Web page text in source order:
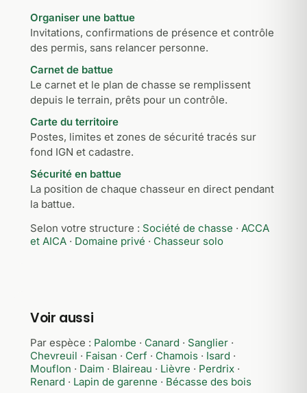
Organiser une battue
Invitations, confirmations de présence et contrôle
des permis, sans relancer personne.
Carnet de battue
Le carnet et le plan de chasse se remplissent
depuis le terrain, prêts pour un contrôle.
Carte du territoire
Postes, limites et zones de sécurité tracés sur
fond IGN et cadastre.
Sécurité en battue
La position de chaque chasseur en direct pendant
la battue.
Selon votre structure : Société de chasse · ACCA
et AICA · Domaine privé · Chasseur solo
Voir aussi
Par espèce : Palombe · Canard · Sanglier ·
Chevreuil · Faisan · Cerf · Chamois · Isard ·
Mouflon · Daim · Blaireau · Lièvre · Perdrix ·
Renard · Lapin de garenne · Bécasse des bois